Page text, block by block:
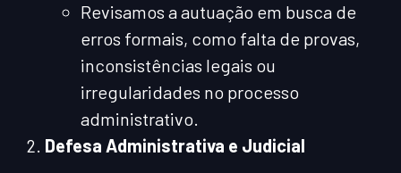
Revisamos a autuação em busca de
erros formais, como falta de provas,
inconsistências legais ou
irregularidades no processo
administrativo.
Defesa Administrativa e Judicial